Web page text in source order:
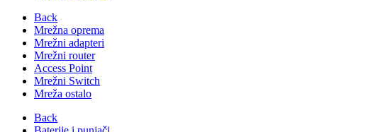
Back
Mrežna oprema
Mrežni adapteri
Mrežni router
Access Point
Mrežni Switch
Mreža ostalo
Back